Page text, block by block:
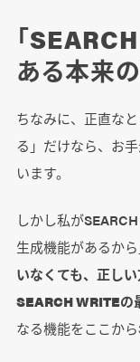
「
ある本来
ちなみに、正直な
る」だけなら、お
います。
しかし私が
生成機能があるか
いなくても、正し
SEARCH WRITEの
なる機能をここから